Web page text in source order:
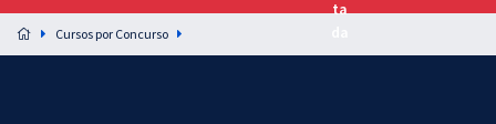
Preparação completa e intensiva para as principais
residências em saúde do Brasil
Cursos por Concurso